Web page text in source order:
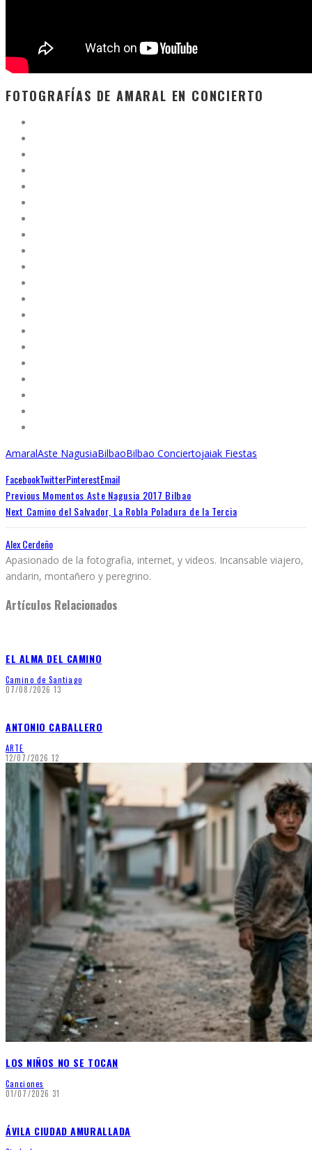
FOTOGRAFÍAS DE AMARAL EN CONCIERTO
AmaralAste NagusiaBilbaoBilbao Conciertojaiak Fiestas
FacebookTwitterPinterestEmail
Previous Momentos Aste Nagusia 2017 Bilbao
Next Camino del Salvador, La Robla Poladura de la Tercia
Alex Cerdeño
Apasionado de la fotografia, internet, y videos. Incansable viajero,
andarin, montañero y peregrino.
Artículos Relacionados
EL ALMA DEL CAMINO
Camino de Santiago
07/08/2026 13
ANTONIO CABALLERO
ARTE
12/07/2026 12
LOS NIÑOS NO SE TOCAN
Canciones
01/07/2026 31
ÁVILA CIUDAD AMURALLADA